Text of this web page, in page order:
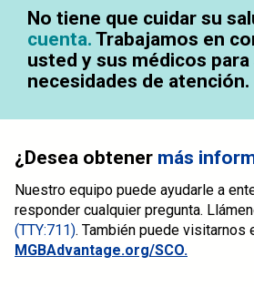
No tiene que cuidar su
cuenta. Trabajamos en
usted y sus médicos
necesidades de atención.
¿Desea obtener más
Nuestro equipo puede ayudarle a
responder cualquier pregunta.
(TTY:711). También puede visitarnos
MGBAdvantage.org/SCO.